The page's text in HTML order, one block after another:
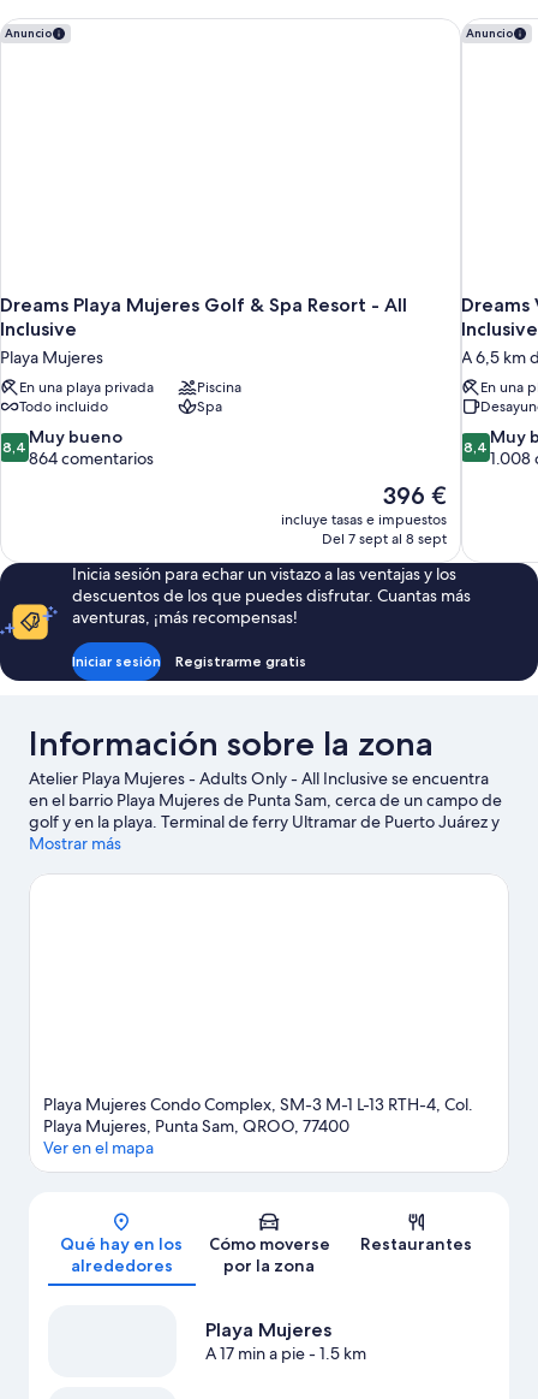
Anuncio
Dreams Playa Mujeres Golf & Spa Resort - All
Inclusive
Playa Mujeres
En una playa privada
Piscina
Todo incluido
Spa
8.4
sobre
864 comentarios
8,4 Muy bueno
864 comentarios
El
precio
actual
de
396 €
396 €
incluye tasas e impuestos
Del 7 sept al 8 sept
Dreams Playa Mujeres Golf & Spa Resort - All InclusiveAnuncio
Dreams
Inclusive
A 6,5 km
En una
8.4
sobre
1.008
8,4 Muy
1.008
Dreams
Inicia sesión para echar un vistazo a las ventajas y los
descuentos de los que puedes disfrutar. Cuantas más
aventuras, ¡más recompensas!
Iniciar sesión Registrarme gratis
Información sobre la zona
Atelier Playa Mujeres - Adults Only - All Inclusive se encuentra
en el barrio Playa Mujeres de Punta Sam, cerca de un campo de
golf y en la playa. Terminal de ferry Ultramar de Puerto Juárez y
Terminal marítima de Isla Mujeres son excelentes opciones para
compras, no te pierdas Plaza la Isla y Centro comercial Cancún
Mostrar más
Playa Mujeres Condo Complex, SM-3 M-1 L-13 RTH-4, Col.
Playa Mujeres, Punta Sam, QROO, 77400
Ver en el mapa
Qué hay en los
alrededores
Cómo moverse
por la zona
Restaurantes
Playa Mujeres
A 17 min a pie- 1.5 km